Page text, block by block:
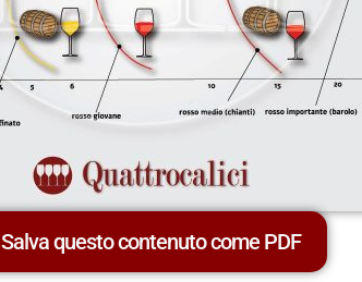
Salva questo contenuto come PDF